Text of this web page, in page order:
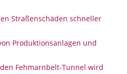
Straßenschäden schneller
Produktionsanlagen und
Fehmarnbelt-Tunnel wird